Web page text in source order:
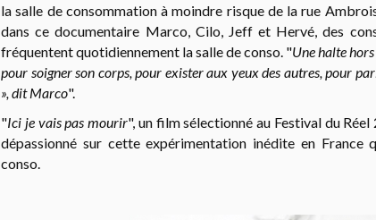
la salle de consommation à moindre risque de la rue
dans ce documentaire Marco, Cilo, Jeff et Hervé, des
fréquentent quotidiennement la salle de conso. "Une halte
pour soigner son corps, pour exister aux yeux des autres, pour
», dit Marco".
"Ici je vais pas mourir", un film sélectionné au Festival du
dépassionné sur cette expérimentation inédite en France
conso.